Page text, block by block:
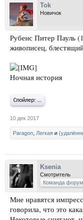
Tok
Новичок
Рубенс Питер Пауль
живописец,
Ночная история
Спойлер: ...
10 дек 2017
Paragon Легкая и
Ksenia
Смотритель
Команда
Мне нравятся
говорила, что это